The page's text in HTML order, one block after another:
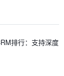
排行：支持深度